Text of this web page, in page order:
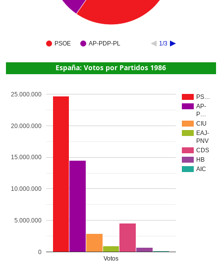
PSOE AP-PDP-PL 1/3
España: Votos por Partidos 1986
PS…
AP-
P…
CIU
EAJ-
PNV
CDS
HB
AIC
Votos
0
5.000.000
10.000.000
15.000.000
20.000.000
25.000.000